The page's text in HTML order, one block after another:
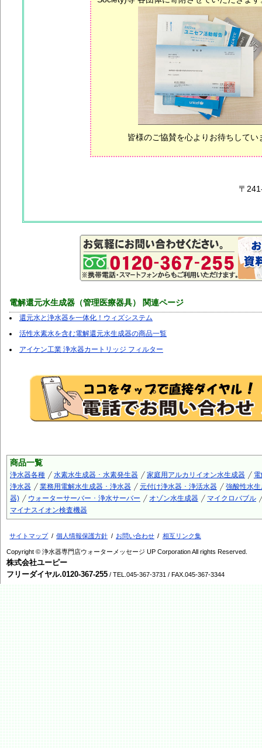
皆様のご協賛を心よりお待ちしてい
〒
電解還元水生成器（管理医療器具） 関連ページ
還元水と浄水器を一体化！ウィズシステム
活性水素水を含む電解還元水生成器の商品一覧
アイケン工業 浄水器カートリッジ フィルター
商品一覧
浄水器各種 水素水生成器 ･ 水素発生器 家庭用アルカリイオン水生成器
浄水器
業務用電解水生成器 ･ 浄水器 元付け浄水器 ･ 浄活水器
強酸性水
器)
ウォーターサーバー ･ 浄水サーバー オゾン水生成器
マイクロバブル
マイナスイオン検査機器
サイトマップ 個人情報保護方針 お問い合わせ 相互リンク集
Copyright © 浄水器専門店ウォーターメッセージ UP Corporation All rights Reserved.
株式会社ユーピー
フリーダイヤル.0120-367-255 / TEL.045-367-3731 / FAX.045-367-3344